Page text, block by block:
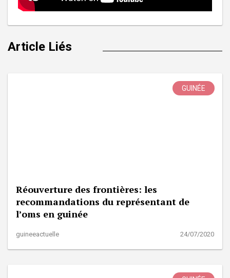
Article Liés
GUINÉE
Réouverture des frontières: les
recommandations du représentant de
l’oms en guinée
guineeactuelle 24/07/2020